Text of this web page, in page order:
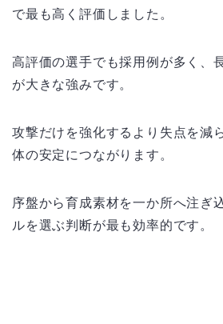
で最も高く評価しました。
高評価の選手でも採用例が多く、
が大きな強みです。
攻撃だけを強化するより失点を減
体の安定につながります。
序盤から育成素材を一か所へ注ぎ
ルを選ぶ判断が最も効率的です。